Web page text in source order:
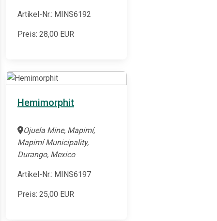
Artikel-Nr.: MINS6192
Preis: 28,00 EUR
Hemimorphit
Ojuela Mine, Mapimí,
Mapimí Municipality,
Durango, Mexico
Artikel-Nr.: MINS6197
Preis: 25,00 EUR